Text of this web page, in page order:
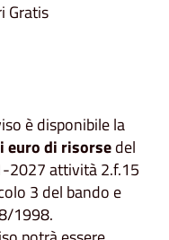
Gratis
è disponibile la
euro di risorsedel
2027 attività 2.f.15
3 del bando e
1998.